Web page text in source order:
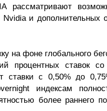
Nvidia и дополнительных
на фоне глобального
процентных ставок со
ставки с 0,50% до
индексам
более раннего